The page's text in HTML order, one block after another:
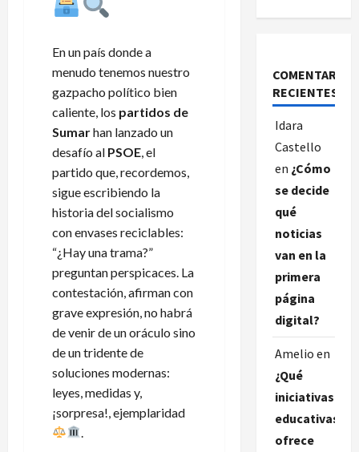
En un país donde a
menudo tenemos nuestro
gazpacho político bien
caliente, los partidos de
Sumarhan lanzado un
desafío al PSOE , el
partido que, recordemos,
sigue escribiendo la
historia del socialismo
con envases reciclables:
“¿Hay una trama?”
preguntan perspicaces. La
contestación, afirman con
grave expresión, no habrá
de venir de un oráculo sino
de un tridente de
soluciones modernas:
leyes, medidas y,
¡sorpresa!, ejemplaridad
COMENTARIOS
RECIENTES
Idara
Castello
en ¿Cómo
se decide
qué
noticias
van en la
primera
página
digital?
Amelio en
¿Qué
iniciativas
educativas
ofrece